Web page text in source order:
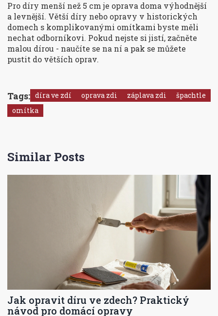
Pro díry menší než 5 cm je oprava doma výhodnější
a levnější. Větší díry nebo opravy v historických
domech s komplikovanými omítkami byste měli
nechat odborníkovi. Pokud nejste si jistí, začněte
malou dírou - naučíte se na ní a pak se můžete
pustit do větších oprav.
Tags: díra ve zdí oprava zdi záplava zdi
špachtle
omítka
Similar Posts
Jak opravit díru ve zdech? Praktický
návod pro domácí opravy